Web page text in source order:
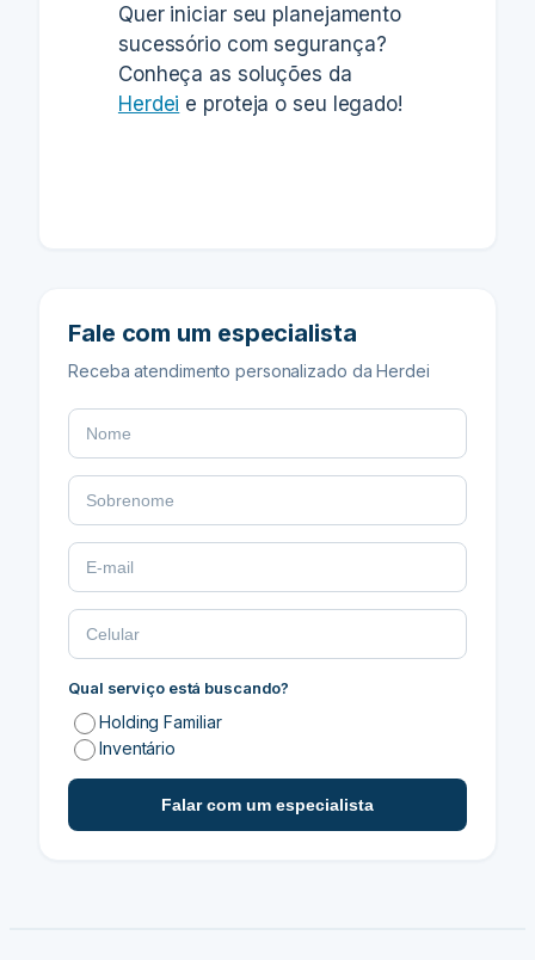
Quer iniciar seu planejamento
sucessório com segurança?
Conheça as soluções da
Herdei e proteja o seu legado!
Fale com um especialista
Receba atendimento personalizado da Herdei
Qual serviço está buscando?
Holding Familiar
Inventário
Falar com um especialista